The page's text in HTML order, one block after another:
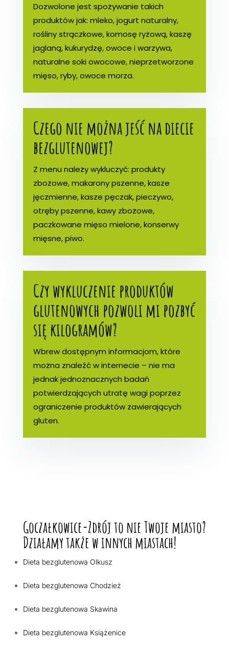
Dozwolone jest spożywanie takich
produktów jak: mleko, jogurt naturalny,
rośliny strączkowe, komosę ryżową, kaszę
jaglaną, kukurydzę, owoce i warzywa,
naturalne soki owocowe, nieprzetworzone
mięso, ryby, owoce morza.
Czego nie można jeść na diecie
bezglutenowej?
Z menu należy wykluczyć: produkty
zbożowe, makarony pszenne, kasze
jęczmienne, kasze pęczak, pieczywo,
otręby pszenne, kawy zbożowe,
paczkowane mięso mielone, konserwy
mięsne, piwo.
Czy wykluczenie produktów
glutenowych pozwoli mi pozbyć
się kilogramów?
Wbrew dostępnym informacjom, które
można znaleźć w internecie – nie ma
jednak jednoznacznych badań
potwierdzających utratę wagi poprzez
ograniczenie produktów zawierających
gluten.
Goczałkowice-Zdrój to nie Twoje miasto?
Działamy także w innych miastach!
Dieta bezglutenowa Olkusz
Dieta bezglutenowa Chodzież
Dieta bezglutenowa Skawina
Dieta bezglutenowa Książenice